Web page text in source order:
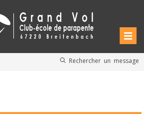
Rechercher un message